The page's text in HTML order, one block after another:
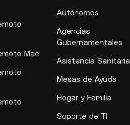
Mac
Autónomos
Agencias
Gubernamentales
Asistencia Sanitaria
Mesas de Ayuda
Hogar y Familia
Soporte de TI